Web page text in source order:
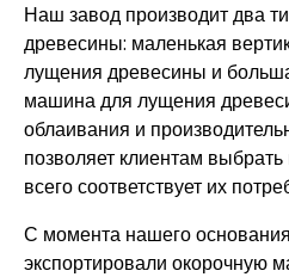
Наш завод производит два
древесины: маленькая
лущения древесины и
машина для лущения
облаивания и
позволяет клиентам
всего соответствует их
С момента нашего
экспортировали окорочную